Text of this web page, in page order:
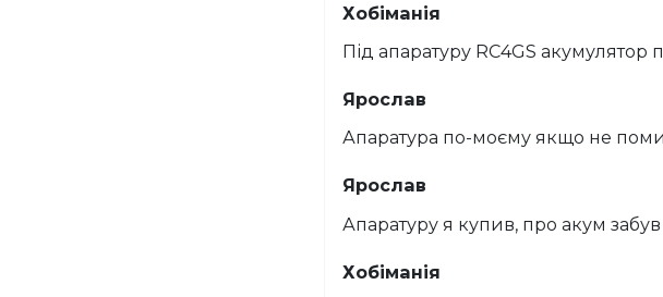
Хобіманія
Під апаратуру RC4GS акумулятор
Ярослав
Апаратура по-моєму якщо не
Ярослав
Апаратуру я купив, про акум забув
Хобіманія